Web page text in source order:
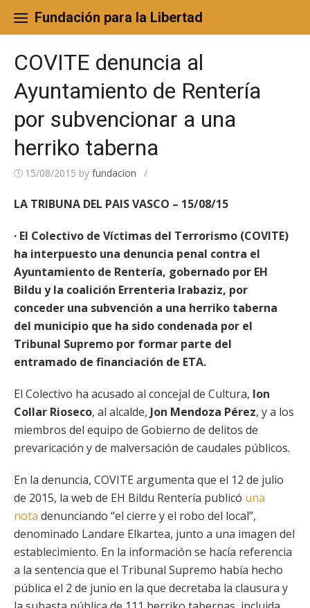
content
Fundación para la Libertad
COVITE denuncia al
Ayuntamiento de Rentería
por subvencionar a una
herriko taberna
15/08/2015 by fundacion /
LA TRIBUNA DEL PAIS VASCO – 15/08/15
· El Colectivo de Víctimas del Terrorismo (COVITE)
ha interpuesto una denuncia penal contra el
Ayuntamiento de Rentería, gobernado por EH
Bildu y la coalición Errenteria Irabaziz, por
conceder una subvención a una herriko taberna
del municipio que ha sido condenada por el
Tribunal Supremo por formar parte del
entramado de financiación de ETA.
El Colectivo ha acusado al concejal de Cultura, Ion
Collar Rioseco, al alcalde, Jon Mendoza Pérez, y a los
miembros del equipo de Gobierno de delitos de
prevaricación y de malversación de caudales públicos.
En la denuncia, COVITE argumenta que el 12 de julio
de 2015, la web de EH Bildu Rentería publicó una
nota denunciando “el cierre y el robo del local”,
denominado Landare Elkartea, junto a una imagen del
establecimiento. En la información se hacía referencia
a la sentencia que el Tribunal Supremo había hecho
pública el 2 de junio en la que decretaba la clausura y